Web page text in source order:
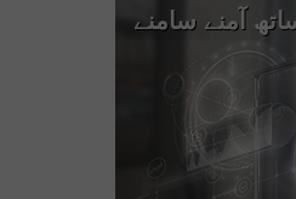
آمنے سامنے